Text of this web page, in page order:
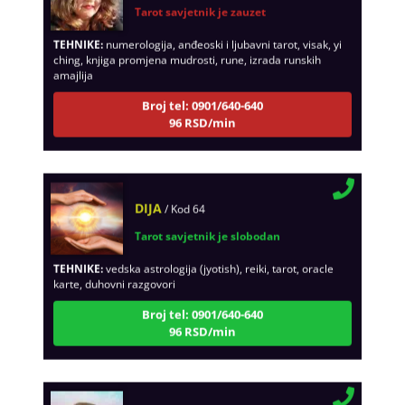
TEHNIKE:numerologija, anđeoski i ljubavni tarot, visak, yi
ching, knjiga promjena mudrosti, rune, izrada runskih
amajlija
96 RSD/min
Tarot savjetnik je slobodan
TEHNIKE:vedska astrologija (jyotish), reiki, tarot, oracle
karte, duhovni razgovori
Broj tel: 0901/640-640
96 RSD/min